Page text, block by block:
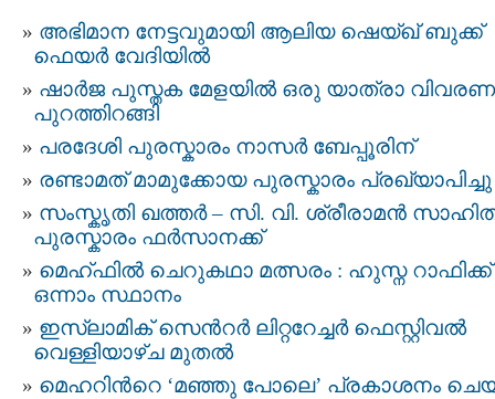
അഭിമാന നേട്ടവുമായി ആലിയ ഷെയ്ഖ് ബുക്ക്
ഫെയർ വേദിയിൽ
ഷാർജ പുസ്തക മേളയിൽ ഒരു യാത്രാ
പുറത്തിറങ്ങി
പരദേശി പുരസ്കാരം നാസർ ബേപ്പൂരിന്
രണ്ടാമത് മാമുക്കോയ പുരസ്കാരം പ്രഖ്യാപിച്ചു
സംസ്കൃതി ഖത്തർ – സി. വി. ശ്രീരാമൻ
പുരസ്കാരം ഫർസാനക്ക്
മെഹ്ഫിൽ ചെറുകഥാ മത്സരം : ഹുസ്ന റാഫിക്ക്
ഒന്നാം സ്ഥാനം
ഇസ്ലാമിക് സെന്‍റര്‍ ലിറ്ററേച്ചര്‍ ഫെസ്റ്റിവല്‍
വെള്ളിയാഴ്ച മുതൽ
മെഹറിന്‍റെ ‘മഞ്ഞു പോലെ’ പ്രകാശനം